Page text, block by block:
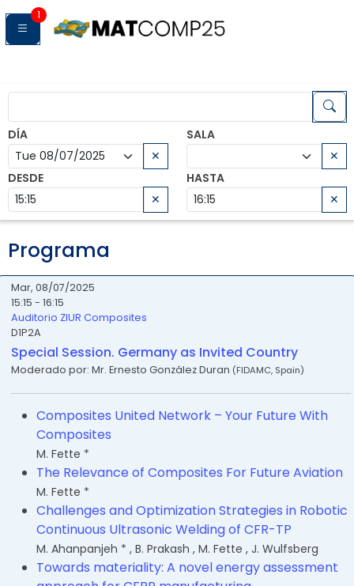
1
DÍA
✕
SALA
✕
DESDE
✕
HASTA
✕
Programa
Mar, 08/07/2025
15:15 - 16:15
Auditorio ZIUR Composites
D1P2A
Special Session. Germany as Invited Country
Moderado por: Mr. Ernesto González Duran (FIDAMC, Spain)
Composites United Network – Your Future With
Composites
M. Fette *
The Relevance of Composites For Future Aviation
M. Fette *
Challenges and Optimization Strategies in Robotic
Continuous Ultrasonic Welding of CFR-TP
M. Ahanpanjeh * , B. Prakash , M. Fette , J. Wulfsberg
Towards materiality: A novel energy assessment